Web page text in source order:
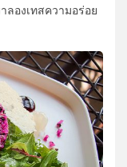
าลองเทสความอร่อย